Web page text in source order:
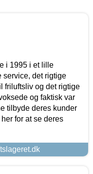
i 1995 i et lille
service, det rigtige
friluftsliv og det rigtige
og faktisk var
tilbyde deres kunder
for at se deres